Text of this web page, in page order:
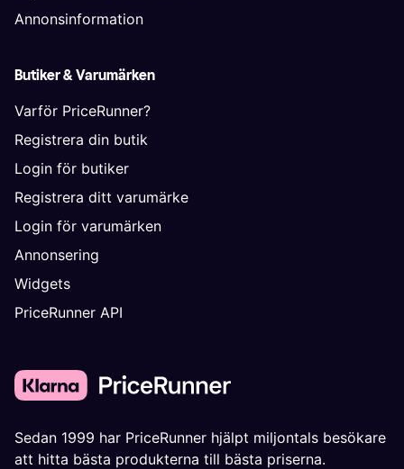
Annonsinformation
Butiker & Varumärken
Varför PriceRunner?
Registrera din butik
Login för butiker
Registrera ditt varumärke
Login för varumärken
Annonsering
Widgets
PriceRunner API
Sedan 1999 har PriceRunner hjälpt miljontals besökare
att hitta bästa produkterna till bästa priserna.